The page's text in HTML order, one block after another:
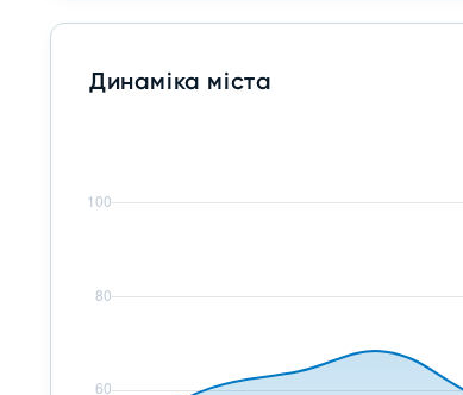
Динаміка міста